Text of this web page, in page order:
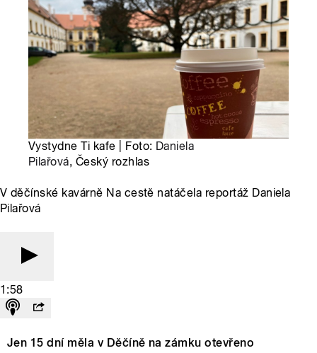
Vystydne Ti kafe | Foto: Daniela
Pilařová, Český rozhlas
V děčínské kavárně Na cestě natáčela reportáž Daniela
Pilařová
1:58
Jen 15 dní měla v Děčíně na zámku otevřeno